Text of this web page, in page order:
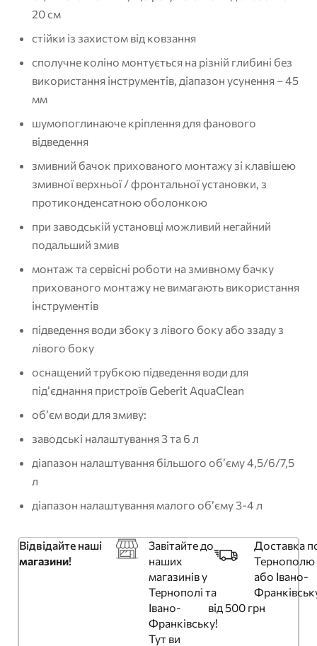
20 см
стійки із захистом від ковзання
сполучне коліно монтується на різній глибині без
використання інструментів, діапазон усунення – 45
мм
шумопоглинаюче кріплення для фанового
відведення
змивний бачок прихованого монтажу зі клавішею
змивної верхньої / фронтальної установки, з
протиконденсатною оболонкою
при заводській установці можливий негайний
подальший змив
монтаж та сервісні роботи на змивному бачку
прихованого монтажу не вимагають використання
інструментів
підведення води збоку з лівого боку або ззаду з
лівого боку
оснащений трубкою підведення води для
під’єднання пристроїв Geberit AquaClean
об’єм води для змиву:
заводські налаштування 3 та 6 л
діапазон налаштування більшого об’єму 4,5/6/7,5
л
діапазон налаштування малого об’єму 3-4 л
Відвідайте наші
магазини!
Завітайте до
наших
магазинів у
Тернополі та
Івано-
Франківську!
Тут ви
Доставка
Тернополю
або Івано-
від 500 грн